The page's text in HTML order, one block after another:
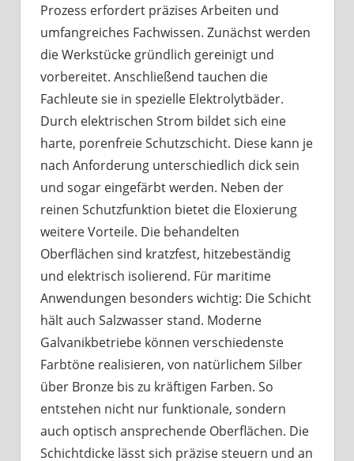
Prozess erfordert präzises Arbeiten und
umfangreiches Fachwissen. Zunächst werden
die Werkstücke gründlich gereinigt und
vorbereitet. Anschließend tauchen die
Fachleute sie in spezielle Elektrolytbäder.
Durch elektrischen Strom bildet sich eine
harte, porenfreie Schutzschicht. Diese kann je
nach Anforderung unterschiedlich dick sein
und sogar eingefärbt werden. Neben der
reinen Schutzfunktion bietet die Eloxierung
weitere Vorteile. Die behandelten
Oberflächen sind kratzfest, hitzebeständig
und elektrisch isolierend. Für maritime
Anwendungen besonders wichtig: Die Schicht
hält auch Salzwasser stand. Moderne
Galvanikbetriebe können verschiedenste
Farbtöne realisieren, von natürlichem Silber
über Bronze bis zu kräftigen Farben. So
entstehen nicht nur funktionale, sondern
auch optisch ansprechende Oberflächen. Die
Schichtdicke lässt sich präzise steuern und an